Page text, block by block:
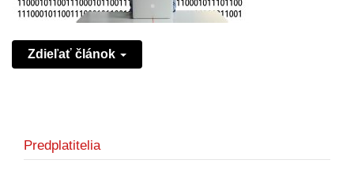
Zdieľať článok
Predplatitelia